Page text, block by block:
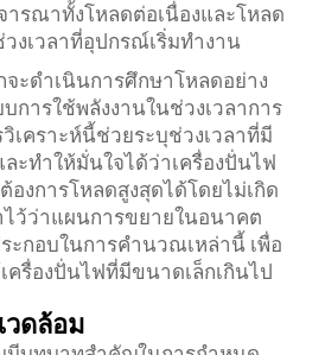
ารณาทั้งโหลดต่อเนื่องและโหลด
งเวลาที่อุปกรณ์เริ่มทำงาน
ะดำเนินการศึกษาโหลดอย่าง
การใช้พลังงานในช่วงเวลาการ
เคราะห์นี้ช่วยระบุช่วงเวลาที่มี
ะทำให้มั่นใจได้ว่าเครื่องปั่นไฟ
องการโหลดสูงสุดได้โดยไม่เกิด
ไว้ว่าแผนการขยายในอนาคต
กอบในการคำนวณเหล่านี้ เพื่อ
ครื่องปั่นไฟที่มีขนาดเล็กเกินไป
วดล้อม